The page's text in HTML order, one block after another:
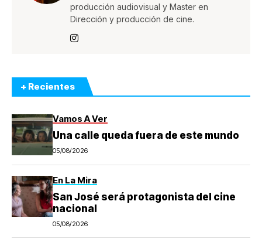
producción audiovisual y Master en
Dirección y producción de cine.
+ Recientes
Vamos A Ver
Una calle queda fuera de este mundo
05/08/2026
En La Mira
San José será protagonista del cine
nacional
05/08/2026